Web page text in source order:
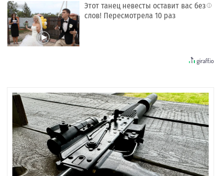
i
Этот танец невесты оставит вас без
слов! Пересмотрела 10 раз